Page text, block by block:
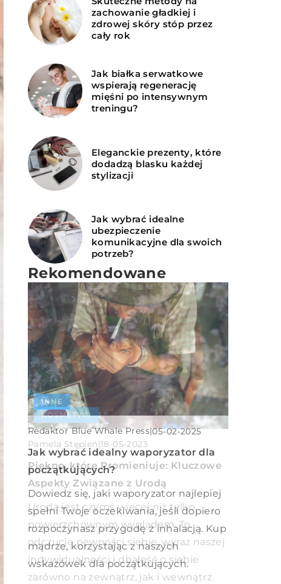
zachowanie gładkiej i
zdrowej skóry stóp przez
cały rok
Jak białka serwatkowe
wspierają regenerację
mięśni po intensywnym
treningu?
Eleganckie prezenty, które
dodadzą blasku każdej
stylizacji
Jak wybrać idealne
ubezpieczenie
komunikacyjne dla swoich
potrzeb?
Rekomendowane
INNE
Redaktor Blue Whale Press|20-06-2025
Wpływ Nowoczesnych Technik
Stomatologicznych na Proces
Implantacji Zębów
Poznaj nowoczesne techniki, które
rewolucjonizują proces implantacji
zębów, a także dowiedz się, jakie
korzyści oferują pacjentom oraz jak
INNE
Redaktor Blue Whale Press|05-02-2025
Jak wybrać idealny waporyzator dla
początkujących?
Dowiedz się, jaki waporyzator najlepiej
spełni Twoje oczekiwania, jeśli dopiero
rozpoczynasz przygodę z inhalacją. Kup
mądrze, korzystając z naszych
wskazówek dla początkujących.
KOSMETYKI
Pamela Stępień|18-05-2023
Piękno, które Promieniuje: Kluczowe
Aspekty Związane z Urodą
Uroda jest czymś więcej niż tylko
powierzchownym wyglądem. To
odczucie pewności siebie, wyraz naszej
indywidualności i dbałość o siebie
zarówno na zewnątrz, jak i wewnątrz.